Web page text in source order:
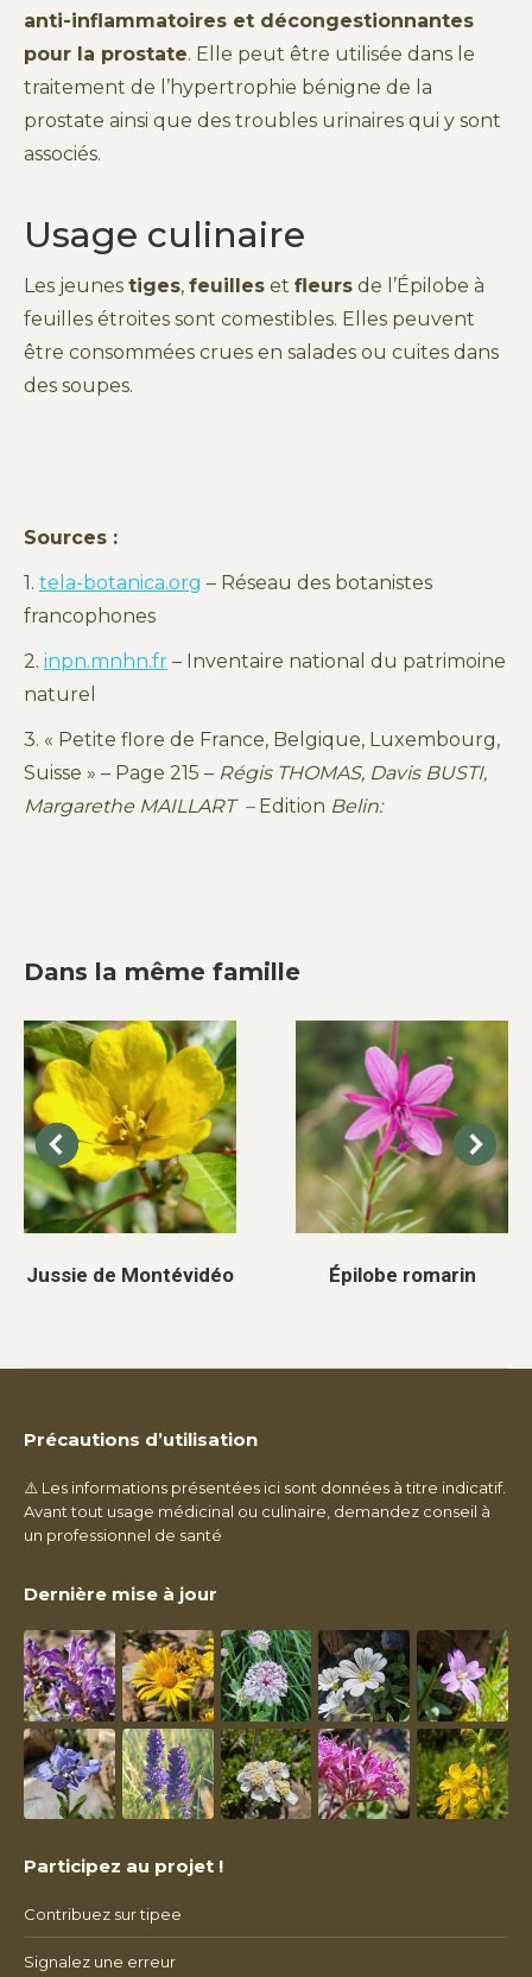
anti-inflammatoires et décongestionnantes
pour la prostate. Elle peut être utilisée dans le
traitement de l’hypertrophie bénigne de la
prostate ainsi que des troubles urinaires qui y sont
associés.
Usage culinaire
Les jeunes tiges, feuilles et fleurs de l’Épilobe à
feuilles étroites sont comestibles. Elles peuvent
être consommées crues en salades ou cuites dans
des soupes.
Sources :
1. tela-botanica.org – Réseau des botanistes
francophones
2. inpn.mnhn.fr – Inventaire national du patrimoine
naturel
3. « Petite flore de France, Belgique, Luxembourg,
Suisse » – Page 215 – Régis THOMAS, Davis BUSTI,
Margarethe MAILLART – Edition Belin:
Dans la même famille
Jussie de Montévidéo Épilobe romarin
Précautions d’utilisation
⚠️ Les informations présentées ici sont données à titre indicatif.
Avant tout usage médicinal ou culinaire, demandez conseil à
un professionnel de santé
Dernière mise à jour
Participez au projet !
Contribuez sur tipee
Signalez une erreur